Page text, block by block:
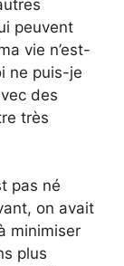
peuvent
vie n’est-
ne puis-je
des
très
pas né
on avait
minimiser
plus